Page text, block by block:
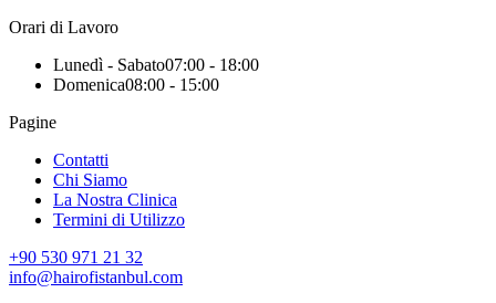
Orari di Lavoro
Lunedì - Sabato07:00 - 18:00
Domenica08:00 - 15:00
Pagine
Contatti
Chi Siamo
La Nostra Clinica
Termini di Utilizzo
+90 530 971 21 32
info@hairofistanbul.com